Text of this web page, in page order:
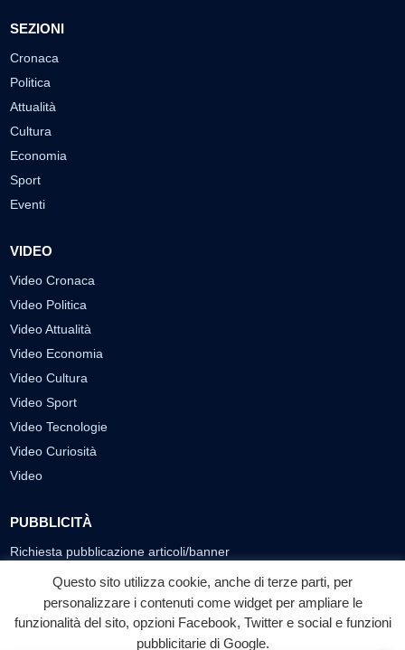
SEZIONI
Cronaca
Politica
Attualità
Cultura
Economia
Sport
Eventi
VIDEO
Video Cronaca
Video Politica
Video Attualità
Video Economia
Video Cultura
Video Sport
Video Tecnologie
Video Curiosità
Video
PUBBLICITÀ
Richiesta pubblicazione articoli/banner
SEGUICI SUI SOCIAL
f ◎ ▶
Questo sito utilizza cookie, anche di terze parti, per
personalizzare i contenuti come widget per ampliare le
funzionalità del sito, opzioni Facebook, Twitter e social e funzioni
pubblicitarie di Google.